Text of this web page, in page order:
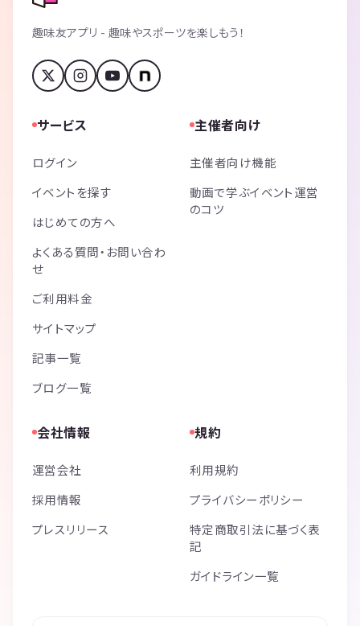
趣味友アプリ - 趣味やスポーツを楽しもう！
サービス
ログイン
イベントを探す
はじめての方へ
よくある質問・お問い合わ
せ
ご利用料金
サイトマップ
記事一覧
ブログ一覧
主催者向け
主催者向け機能
動画で学ぶイベント運営
のコツ
会社情報
運営会社
採用情報
プレスリリース
規約
利用規約
プライバシーポリシー
特定商取引法に基づく表
記
ガイドライン一覧